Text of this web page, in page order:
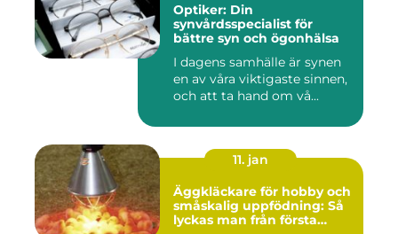
Optiker: Din
synvårdsspecialist för
bättre syn och ögonhälsa
I dagens samhälle är synen
en av våra viktigaste sinnen,
och att ta hand om vå...
11. jan
Äggkläckare för hobby och
småskalig uppfödning: Så
lyckas man från första